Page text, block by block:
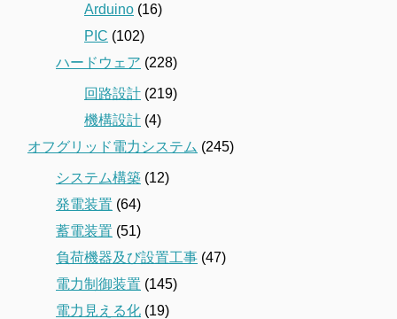
Arduino (16)
PIC (102)
ハードウェア (228)
回路設計 (219)
機構設計 (4)
オフグリッド電力システム (245)
システム構築 (12)
発電装置 (64)
蓄電装置 (51)
負荷機器及び設置工事 (47)
電力制御装置 (145)
電力見える化 (19)